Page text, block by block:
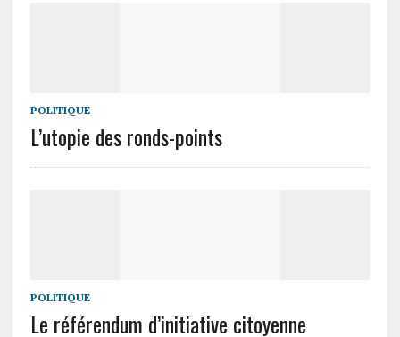
POLITIQUE
L’utopie des ronds-points
POLITIQUE
Le référendum d’initiative citoyenne